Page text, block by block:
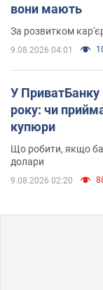
вони мають
За розвитком
9.08.2026 04:01
У ПриватБанку
року: чи
купюри
Що робити, якщо
долари
9.08.2026 02:20